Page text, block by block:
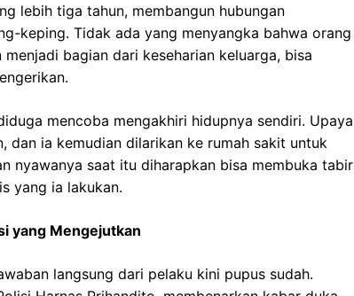
lebih tiga tahun, membangun hubungan
keping. Tidak ada yang menyangka bahwa orang
bagian dari keseharian keluarga, bisa
mencoba mengakhiri hidupnya sendiri. Upaya
dan ia kemudian dilarikan ke rumah sakit untuk
nyawanya saat itu diharapkan bisa membuka tabir
yang ia lakukan.
yang Mengejutkan
langsung dari pelaku kini pupus sudah.